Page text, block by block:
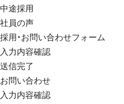
中途採用
社員の声
採用・お問い合わせフォーム
入力内容確認
送信完了
お問い合わせ
入力内容確認